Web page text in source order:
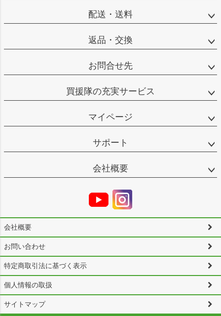
配送・送料
返品・交換
お問合せ先
買援隊の充実サービス
マイページ
サポート
会社概要
会社概要
お問い合わせ
特定商取引法に基づく表示
個人情報の取扱
サイトマップ